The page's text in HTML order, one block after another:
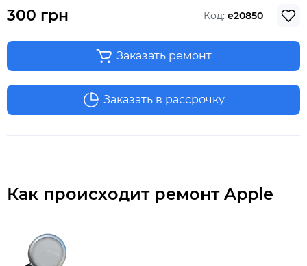
300 грн Код: e20850
Заказать ремонт
Заказать в рассрочку
Как происходит ремонт Apple